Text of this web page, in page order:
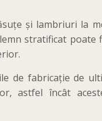
și lambriuri la
stratificat poate
de fabricație de
astfel încât